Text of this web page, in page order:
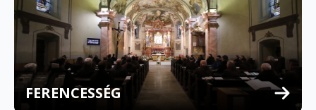
FERENCESSÉG
MULTILINGUAL CONFESSION